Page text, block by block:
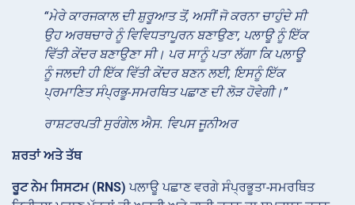
“ਮੇਰੇ ਕਾਰਜਕਾਲ ਦੀ ਸ਼ੁਰੂਆਤ ਤੋਂ, ਅਸੀਂ ਜੋ ਕਰਨਾ ਚਾਹੁੰਦੇ ਸੀ
ਉਹ ਅਰਥਚਾਰੇ ਨੂੰ ਵਿਵਿਧਤਾਪੂਰਨ ਬਣਾਉਣਾ, ਪਲਾਊ ਨੂੰ ਇੱਕ
ਵਿੱਤੀ ਕੇਂਦਰ ਬਣਾਉਣਾ ਸੀ। ਪਰ ਸਾਨੂੰ ਪਤਾ ਲੱਗਾ ਕਿ ਪਲਾਊ
ਨੂੰ ਜਲਦੀ ਹੀ ਇੱਕ ਵਿੱਤੀ ਕੇਂਦਰ ਬਣਨ ਲਈ, ਇਸਨੂੰ ਇੱਕ
ਪ੍ਰਮਾਣਿਤ ਸੰਪ੍ਰਭੂ-ਸਮਰਥਿਤ ਪਛਾਣ ਦੀ ਲੋੜ ਹੋਵੇਗੀ।”
ਰਾਸ਼ਟਰਪਤੀ ਸੁਰੰਗੇਲ ਐਸ. ਵਿਪਸ ਜੂਨੀਅਰ
ਸ਼ਰਤਾਂ ਅਤੇ ਤੱਥ
ਰੂਟ ਨੇਮ ਸਿਸਟਮ (RNS) ਪਲਾਊ ਪਛਾਣ ਵਰਗੇ ਸੰਪ੍ਰਭੂਤਾ-ਸਮਰਥਿਤ